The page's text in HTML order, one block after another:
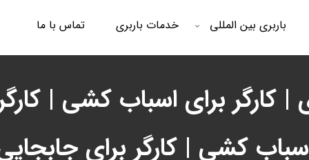
باربری بین المللی خدمات باربری تماس با ما
| کارگر برای اسباب کشی |
کشی | کارگر برای